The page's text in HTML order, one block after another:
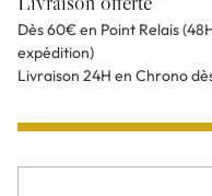
Dès 60€ en Point Relais
expédition)
Livraison 24H en Chrono